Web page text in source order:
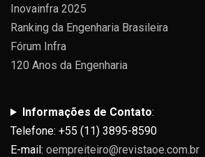
Inovainfra 2025
Ranking da Engenharia Brasileira
Fórum Infra
120 Anos da Engenharia
Informações de Contato:
Telefone: +55 (11) 3895-8590
E-mail: oempreiteiro@revistaoe.com.br